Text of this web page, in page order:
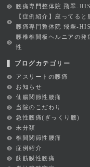
腰痛専門整体院 飛翠-
【症例紹介】座ってる
腰痛専門整体院 飛翠-
腰椎椎間板ヘルニアの発
性
ブログカテゴリー
アスリートの腰痛
お知らせ
仙腸関節性腰痛
当院のこだわり
急性腰痛(ぎっくり腰)
未分類
椎間関節性腰痛
症例紹介
筋筋膜性腰痛